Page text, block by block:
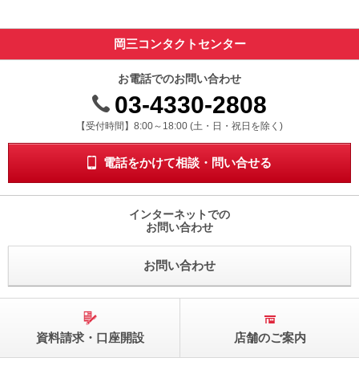
岡三コンタクトセンター
お電話でのお問い合わせ
03-4330-2808
受付時間 8時から18時 ドニチシュクジツを除く
【受付時間】8:00～18:00 (土・日・祝日を除く)
電話をかけて相談・問い合せる
インターネットでの
お問い合わせ
お問い合わせ
資料請求・口座開設 店舗のご案内